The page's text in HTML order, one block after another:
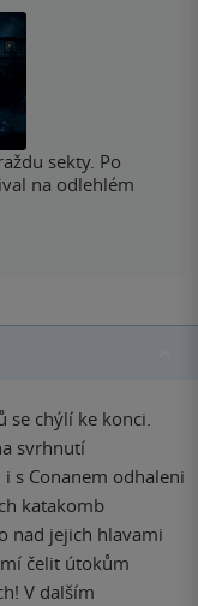
sekty. Po
na odlehlém
se chýlí ke konci.
svrhnutí
s Conanem odhaleni
katakomb
nad jejich hlavami
čelit útokům
V dalším